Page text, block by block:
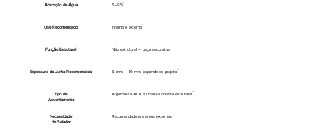
Absorção de Água 6–9%
Uso Recomendado Interno e externo
Função Estrutural Não estrutural – peça decorativa
Espessura da Junta Recomendada 5 mm – 10 mm (depende do projeto)
Tipo de
Assentamento
Argamassa ACIII ou massa colante estrutural
Necessidade
de Selador
Recomendado em áreas externas